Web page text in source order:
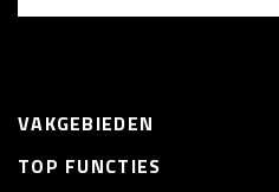
VAKGEBIEDEN
TOP FUNCTIES